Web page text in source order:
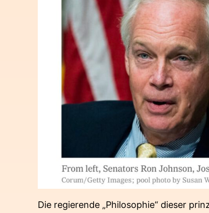
Die regierende „Philosophie“ dieser